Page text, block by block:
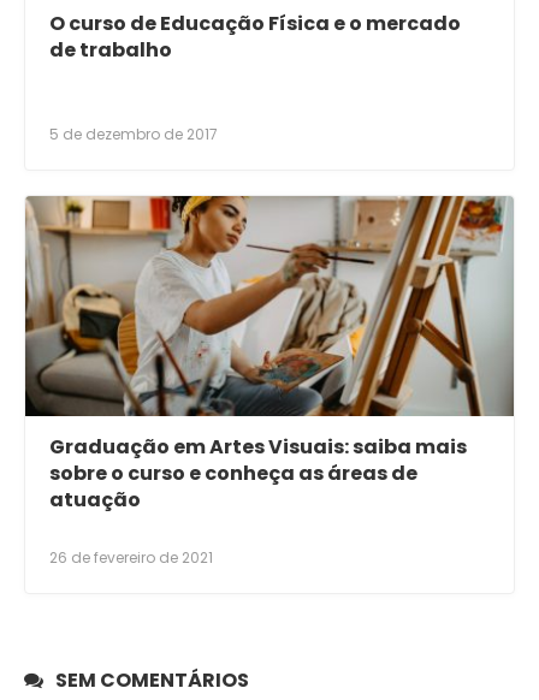
O curso de Educação Física e o mercado
de trabalho
5 de dezembro de 2017
Graduação em Artes Visuais: saiba mais
sobre o curso e conheça as áreas de
atuação
26 de fevereiro de 2021
SEM COMENTÁRIOS